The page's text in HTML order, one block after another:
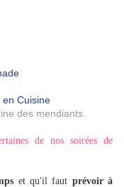
en Cuisine
des mendiants.
de nos soirées de
et qu'il faut prévoir à